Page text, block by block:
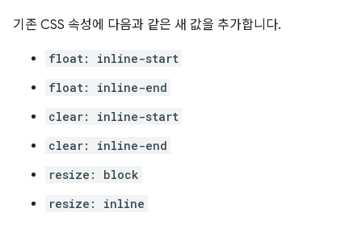
기존 CSS 속성에 다음과 같은 새 값을 추가합니다.
float: inline-start
float: inline-end
clear: inline-start
clear: inline-end
resize: block
resize: inline